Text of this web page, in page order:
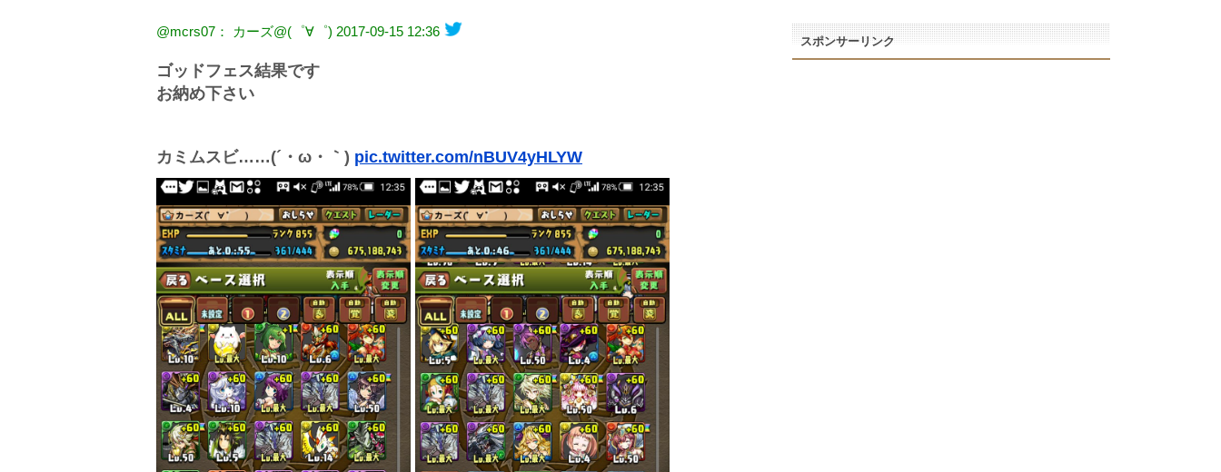
@mcrs07： カーズ@(゜∀゜) 2017-09-15 12:36
ゴッドフェス結果です
お納め下さい
カミムスビ……(´・ω・｀) pic.twitter.com/nBUV4yHLYW
スポンサーリンク